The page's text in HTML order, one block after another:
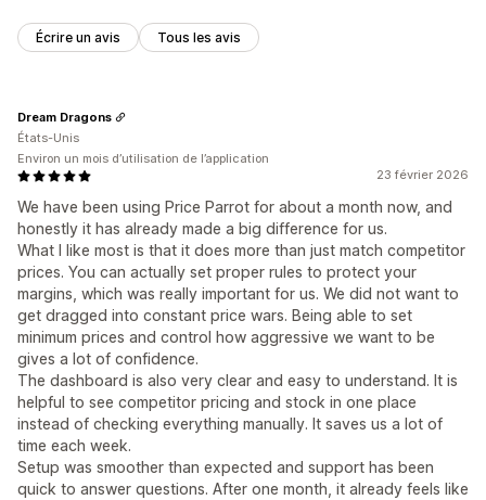
Écrire un avis Tous les avis
23 février 2026
We have been using Price Parrot for about a month now, and
honestly it has already made a big difference for us.
What I like most is that it does more than just match competitor
prices. You can actually set proper rules to protect your
margins, which was really important for us. We did not want to
get dragged into constant price wars. Being able to set
minimum prices and control how aggressive we want to be
gives a lot of confidence.
The dashboard is also very clear and easy to understand. It is
helpful to see competitor pricing and stock in one place
instead of checking everything manually. It saves us a lot of
time each week.
Setup was smoother than expected and support has been
quick to answer questions. After one month, it already feels like
Dream Dragons
États-Unis
Environ un mois d’utilisation de l’application